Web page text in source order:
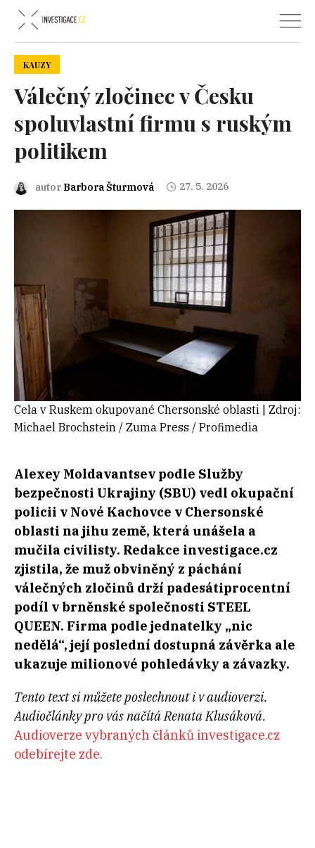
KAUZY
Válečný zločinec v Česku
spoluvlastní firmu s ruským
politikem
autor Barbora Šturmová 27. 5. 2026
Cela v Ruskem okupované Chersonské oblasti | Zdroj:
Michael Brochstein / Zuma Press / Profimedia
Alexey Moldavantsev podle Služby
bezpečnosti Ukrajiny (SBU) vedl okupační
policii v Nové Kachovce v Chersonské
oblasti na jihu země, která unášela a
mučila civilisty. Redakce investigace.cz
zjistila, že muž obviněný z páchání
válečných zločinů drží padesátiprocentní
podíl v brněnské společnosti STEEL
QUEEN. Firma podle jednatelky „nic
nedělá“, její poslední dostupná závěrka ale
ukazuje milionové pohledávky a závazky.
Tento text si můžete poslechnout i v audioverzi.
Audiočlánky pro vás načítá Renata Klusáková.
Audioverze vybraných článků investigace.cz
odebírejte zde.